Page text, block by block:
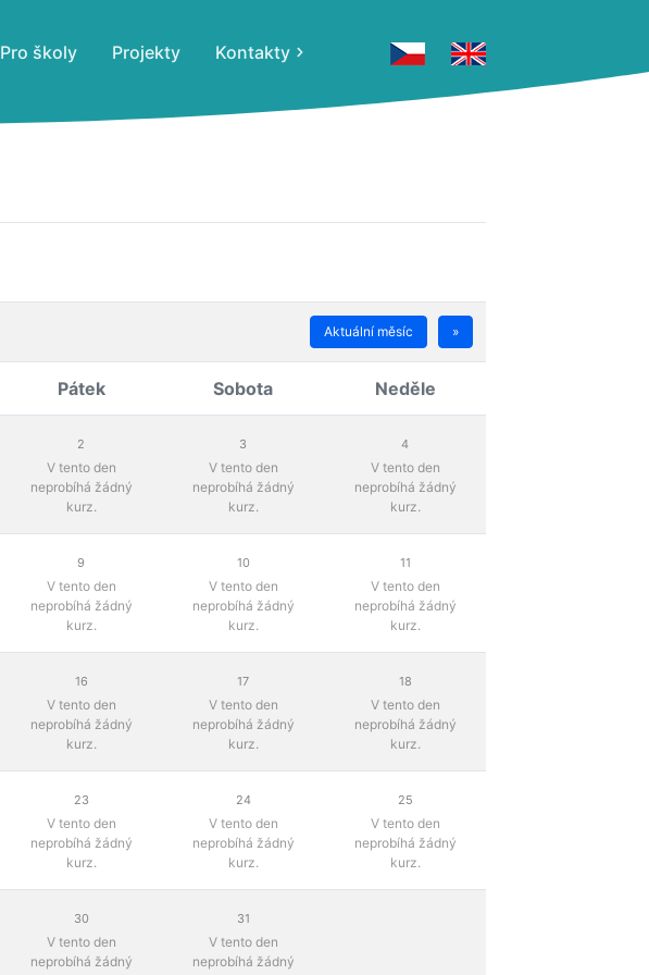
Pro školy Projekty Kontakty
»
Aktuální měsíc
Pátek Sobota Neděle
2
V tento den
neprobíhá žádný
kurz.
3
V tento den
neprobíhá žádný
kurz.
4
V tento den
neprobíhá žádný
kurz.
9
V tento den
neprobíhá žádný
kurz.
10
V tento den
neprobíhá žádný
kurz.
11
V tento den
neprobíhá žádný
kurz.
16
V tento den
neprobíhá žádný
kurz.
17
V tento den
neprobíhá žádný
kurz.
18
V tento den
neprobíhá žádný
kurz.
23
V tento den
neprobíhá žádný
kurz.
24
V tento den
neprobíhá žádný
kurz.
25
V tento den
neprobíhá žádný
kurz.
30
V tento den
neprobíhá žádný
31
V tento den
neprobíhá žádný